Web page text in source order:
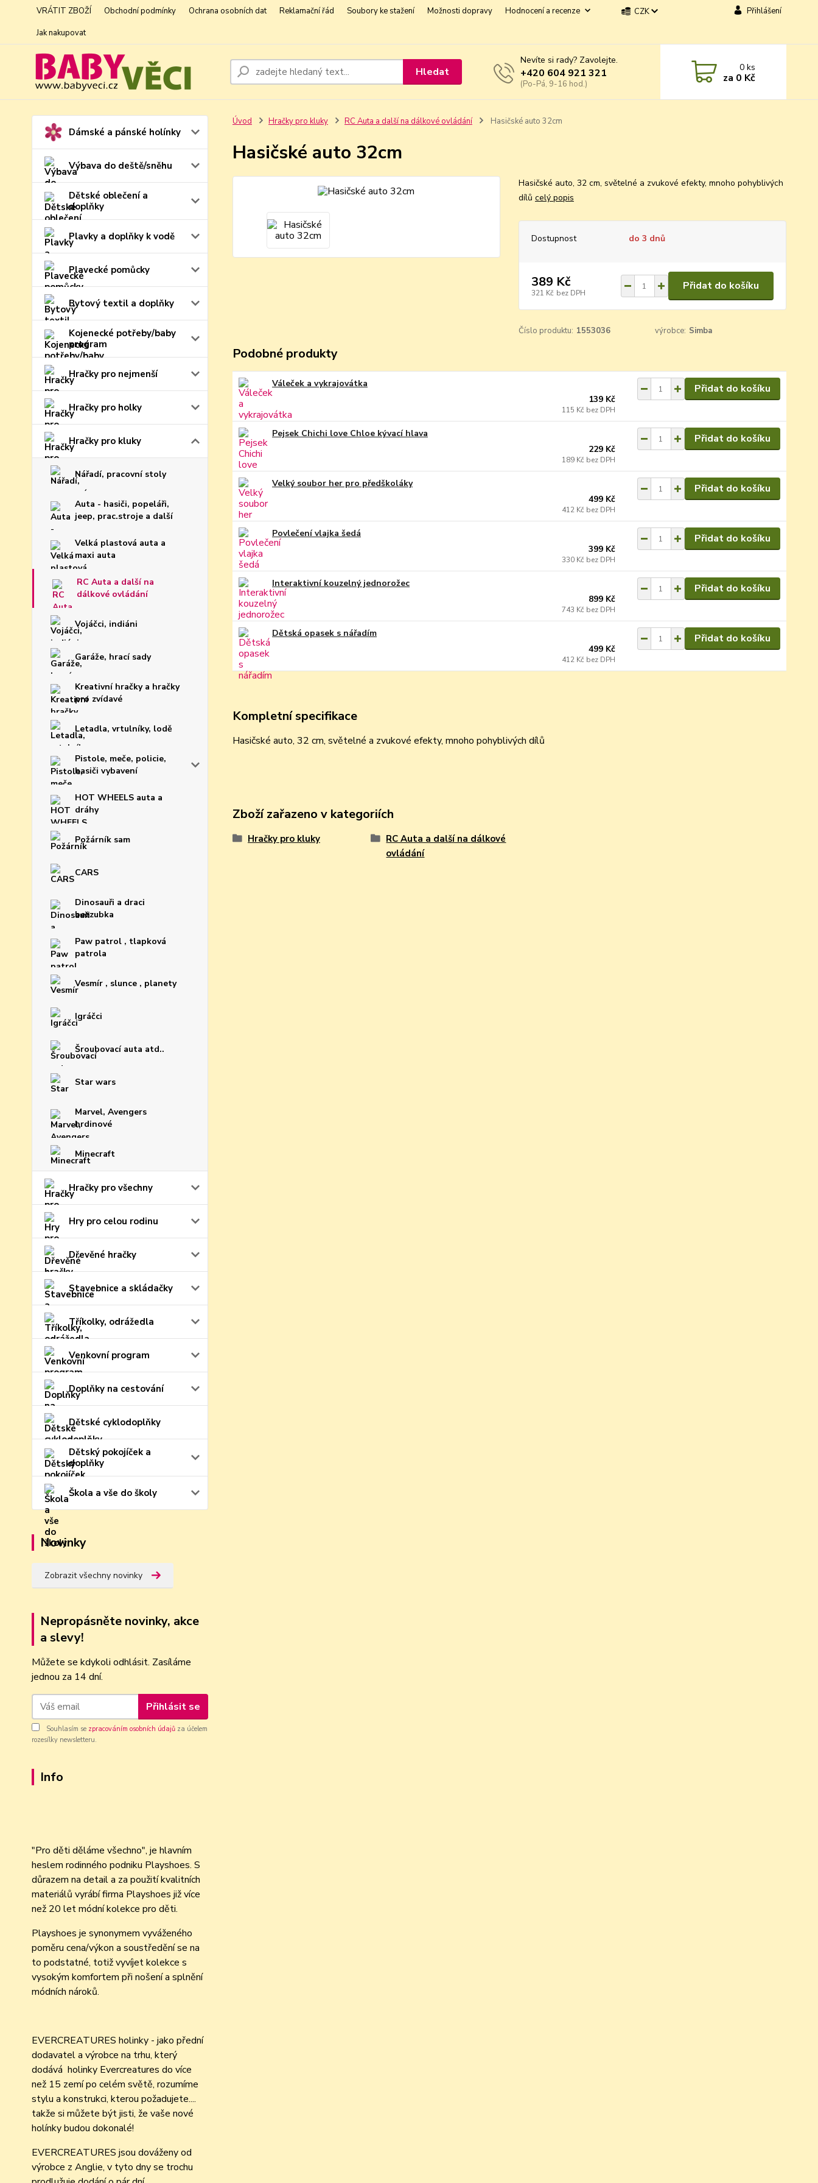
VRÁTIT ZBOŽÍ Obchodní podmínky Ochrana osobních dat Reklamační řád Soubory ke stažení Možnosti dopravy
Hodnocení a recenze
Jak nakupovat
CZK Přihlášení
Hledat
Nevíte si rady? Zavolejte.
+420 604 921 321
(Po-Pá, 9-16 hod.)
0ks
za 0 Kč
Dámské a pánské holínky
Výbava do deště/sněhu
Dětské oblečení a
doplňky
Plavky a doplňky k vodě
Plavecké pomůcky
Bytový textil a doplňky
Kojenecké potřeby/baby
program
Hračky pro nejmenší
Hračky pro holky
Hračky pro kluky
Nářadí, pracovní stoly
Auta - hasiči, popeláři,
jeep, prac.stroje a další
Velká plastová auta a
maxi auta
RC Auta a další na
dálkové ovládání
Vojáčci, indiáni
Garáže, hrací sady
Kreativní hračky a hračky
pro zvídavé
Letadla, vrtulníky, lodě
Pistole, meče, policie,
hasiči vybavení
HOT WHEELS auta a
dráhy
Požárník sam
CARS
Dinosauři a draci
bezzubka
Paw patrol , tlapková
patrola
Vesmír , slunce , planety
Igráčci
Šroubovací auta atd..
Star wars
Marvel, Avengers
hrdinové
Minecraft
Hračky pro všechny
Hry pro celou rodinu
Dřevěné hračky
Stavebnice a skládačky
Tříkolky, odrážedla
Venkovní program
Doplňky na cestování
Dětské cyklodoplňky
Dětský pokojíček a
doplňky
Škola a vše do školy
Novinky
Zobrazit všechny novinky
Nepropásněte novinky, akce
a slevy!
Můžete se kdykoli odhlásit. Zasíláme
jednou za 14 dní.
Přihlásit se
Souhlasím se zpracováním osobních údajů za účelem
rozesílky newsletteru.
Info
"Pro děti děláme všechno", je hlavním
heslem rodinného podniku Playshoes. S
důrazem na detail a za použití kvalitních
materiálů vyrábí firma Playshoes již více
než 20 let módní kolekce pro děti.
Playshoes je synonymem vyváženého
poměru cena/výkon a soustředění se na
to podstatné, totiž vyvíjet kolekce s
vysokým komfortem při nošení a splnění
módních nároků.
EVERCREATURES holinky - jako přední
dodavatel a výrobce na trhu, který
dodává holinky Evercreatures do více
než 15 zemí po celém světě, rozumíme
stylu a konstrukci, kterou požadujete....
takže si můžete být jisti, že vaše nové
holínky budou dokonalé!
EVERCREATURES jsou dováženy od
výrobce z Anglie, v tyto dny se trochu
Úvod Hračky pro kluky RC Auta a další na dálkové ovládání Hasičské auto 32cm
Hasičské auto 32cm
Hasičské auto, 32 cm, světelné a zvukové efekty, mnoho pohyblivých
dílů celý popis
Dostupnost do 3 dnů
389 Kč
321 Kč bez DPH
Přidat do košíku
Číslo produktu: 1553036 výrobce: Simba
Podobné produkty
Váleček a vykrajovátka
139 Kč
115 Kč bez DPH
Přidat do košíku
Pejsek Chichi love Chloe kývací hlava
229 Kč
189 Kč bez DPH
Přidat do košíku
Velký soubor her pro předškoláky
499 Kč
412 Kč bez DPH
Přidat do košíku
Povlečení vlajka šedá
399 Kč
330 Kč bez DPH
Přidat do košíku
Interaktivní kouzelný jednorožec
899 Kč
743 Kč bez DPH
Přidat do košíku
Dětská opasek s nářadím
499 Kč
412 Kč bez DPH
Přidat do košíku
Kompletní specifikace
Hasičské auto, 32 cm, světelné a zvukové efekty, mnoho pohyblivých dílů
Zboží zařazeno v kategoriích
Hračky pro kluky
RC Auta a další na dálkové
ovládání